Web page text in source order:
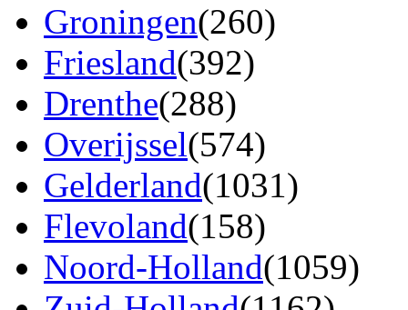
Groningen(260)
Friesland(392)
Drenthe(288)
Overijssel(574)
Gelderland(1031)
Flevoland(158)
Noord-Holland(1059)